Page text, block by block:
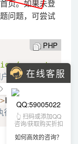
页。如果未登
问题，可尝试
PHP
ID
> host.
后自动删除该文件
在线客服
QQ:59005022
👆 扫码或添加QQ
咨询/获取购买折扣
如何高效的咨询？